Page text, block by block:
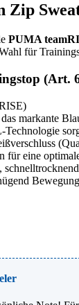
PUMA
für
(Art.
markante
für eine